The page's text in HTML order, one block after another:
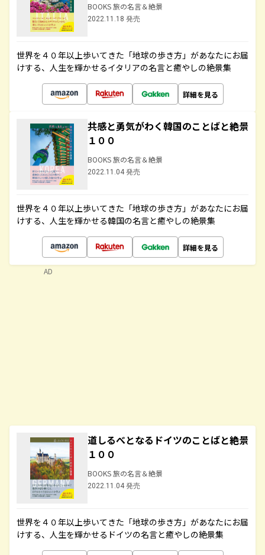
BOOKS 旅の名言＆絶景
2022.11.18 発売
世界を４０年以上歩いてきた「地球の歩き方」があなたにお届
けする、人生を輝かせるイタリアの名言と癒やしの絶景集
詳細を見る
共感と勇気がわく韓国のことばと絶景
１００
BOOKS 旅の名言＆絶景
2022.11.04 発売
世界を４０年以上歩いてきた「地球の歩き方」があなたにお届
けする、人生を輝かせる韓国の名言と癒やしの絶景集
詳細を見る
道しるべとなるドイツのことばと絶景
１００
BOOKS 旅の名言＆絶景
2022.11.04 発売
世界を４０年以上歩いてきた「地球の歩き方」があなたにお届
けする、人生を輝かせるドイツの名言と癒やしの絶景集
AD